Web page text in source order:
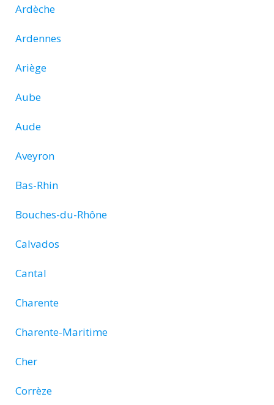
Ardèche
Ardennes
Ariège
Aube
Aude
Aveyron
Bas-Rhin
Bouches-du-Rhône
Calvados
Cantal
Charente
Charente-Maritime
Cher
Corrèze